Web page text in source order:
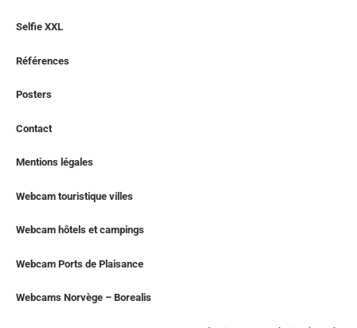
Selfie XXL
Références
Posters
Contact
Mentions légales
Webcam touristique villes
Webcam hôtels et campings
Webcam Ports de Plaisance
Webcams Norvège – Borealis